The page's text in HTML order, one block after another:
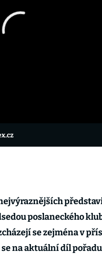
poslaneckého
se zejména v
na aktuální díl